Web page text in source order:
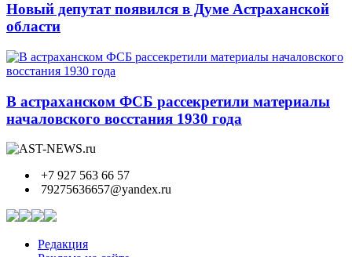
Новый депутат появился в Думе Астраханской
области
В астраханском ФСБ рассекретили материалы
началовского восстания 1930 года
+7 927 563 66 57
79275636657@yandex.ru
Редакция